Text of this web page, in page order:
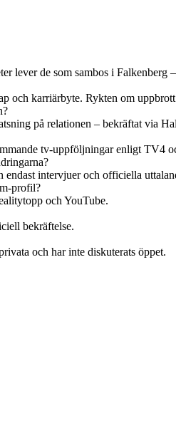
lever de som sambos i Falkenberg
och karriärbyte. Rykten om
på relationen – bekräftat via
tv-uppföljningar enligt TV4
endast intervjuer och officiella
profil?
och YouTube.
bekräftelse.
och har inte diskuterats öppet.